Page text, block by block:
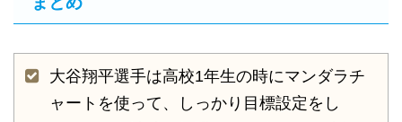
大谷翔平選手は高校1年生の時にマンダラチ
ャートを使って、しっかり目標設定をし